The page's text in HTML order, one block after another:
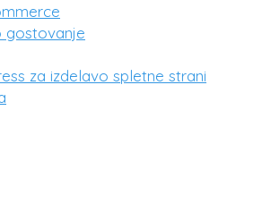
gostovanje
za izdelavo spletne strani